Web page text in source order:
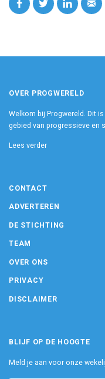
OVER PROGWERELD
Welkom bij Progwereld. Dit
gebied van progressieve en
Lees verder
CONTACT
ADVERTEREN
DE STICHTING
TEAM
OVER ONS
PRIVACY
DISCLAIMER
BLIJF OP DE HOOGTE
Meld je aan voor onze